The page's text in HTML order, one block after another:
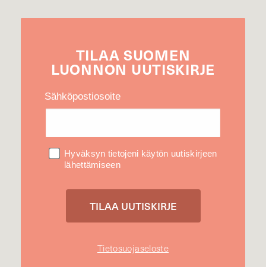
TILAA SUOMEN
LUONNON UUTIS­KIRJE
Sähköpostiosoite
Hyväksyn tietojeni käytön uutiskirjeen
lähettämiseen
Tietosuojaseloste